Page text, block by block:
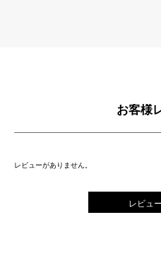
お客様
レビューがありません。
レビュ